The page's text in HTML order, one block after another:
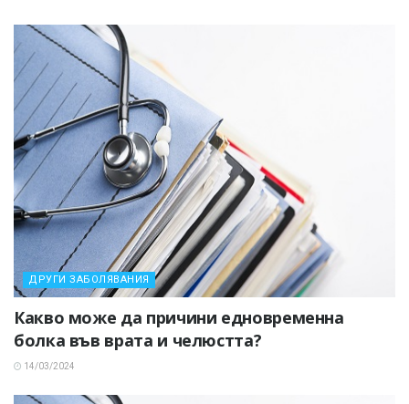
ДРУГИ ЗАБОЛЯВАНИЯ
Какво може да причини едновременна
болка във врата и челюстта?
14/03/2024